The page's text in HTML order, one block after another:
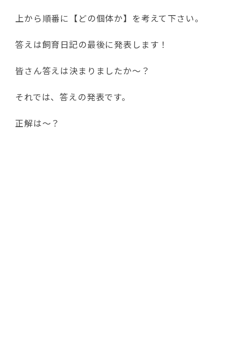
上から順番に【どの個体か】を考えて下さい。
答えは飼育日記の最後に発表します！
皆さん答えは決まりましたか～？
それでは、答えの発表です。
正解は～？